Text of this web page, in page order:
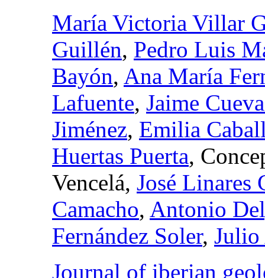
María Victoria Villar
Guillén, Pedro Luis
Bayón, Ana María
Lafuente, Jaime
Jiménez, Emilia
Huertas Puerta,
Vencelá, José Linares
Camacho, Antonio
Fernández Soler, Julio
Journal of iberian